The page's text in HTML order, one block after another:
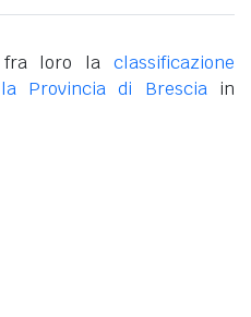
fra loro la classificazione
Provincia di Bresciain